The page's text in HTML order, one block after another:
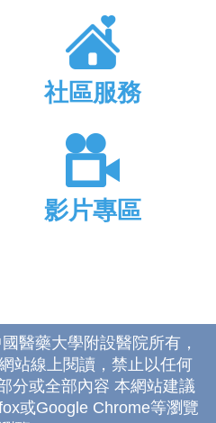
社區服務
影片專區
醫藥大學附設醫院所有，
站線上閱讀，禁止以任何
分或全部內容 本網站建議
或Google Chrome等瀏覽